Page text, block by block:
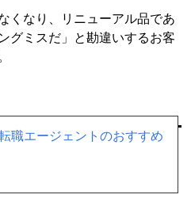
くなり、リニューアル品であ
グミスだ」と勘違いするお客
人もそうですが、常に様々な
人にも最適です。
職エージェントのおすすめ